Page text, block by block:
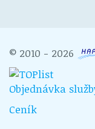
© 2010 - 2026
Objednávka
Ceník